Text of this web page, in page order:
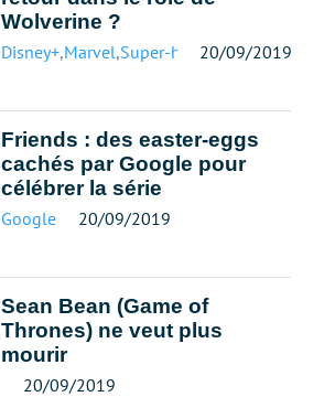
Wolverine ?
Disney+,Marvel,Super-héros20/09/2019
Friends : des easter-eggs
cachés par Google pour
célébrer la série
Google 20/09/2019
Sean Bean (Game of
Thrones) ne veut plus
mourir
20/09/2019